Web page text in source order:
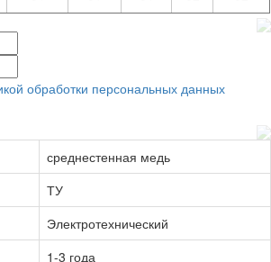
обработки персональных данных
среднестенная медь
ТУ
Электротехнический
1-3 года